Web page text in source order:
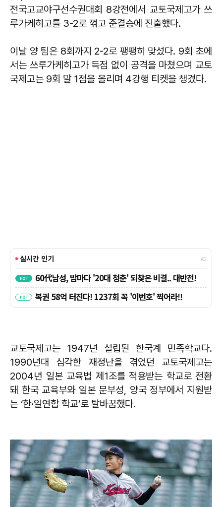
전국고교야구선수권대회 8강전에서 교토국제고가 쓰
루가케히고를 3-2로 꺾고 준결승에 진출했다.
이날 양 팀은 8회까지 2-2로 팽팽히 맞섰다. 9회 초에
서는 쓰루가케히고가 득점 없이 공격을 마쳤으며 교토
국제고는 9회 말 1점을 올리며 4강행 티켓을 챙겼다.
교토국제고는 1947년 설립된 한국계 민족학교다.
1990년대 심각한 재정난을 겪었던 교토국제고는
2004년 일본 교육법 제1조를 적용받는 학교로 전환
돼 한국 교육부와 일본 문부성, 양국 정부에서 지원받
는 ‘한·일연합 학교’로 탈바꿈했다.